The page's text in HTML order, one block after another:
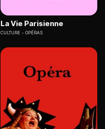
La Vie Parisienne
CULTURE OPÉRAS